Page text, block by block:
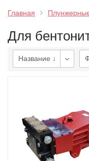
Главная
Для
Название ↓